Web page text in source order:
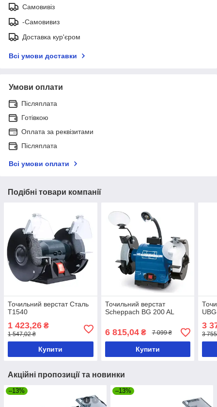
Самовивіз
-Самовивиз
Доставка кур'єром
Всі умови доставки
Умови оплати
Післяплата
Готівкою
Оплата за реквізитами
Післяплата
Всі умови оплати
Подібні товари компанії
Точильний верстат Сталь
Т1540
1 423,26 ₴
1 547,02 ₴
Купити
Точильний верстат
Scheppach BG 200 AL
6 815,04₴ 7 099 ₴
Купити
3
3
Акційні пропозиції та новинки
–13% –13%